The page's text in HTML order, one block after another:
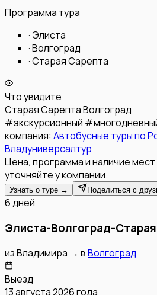
Программа тура
· Элиста
·Волгоград
·Старая Сарепта
Что увидите
Старая СарептаВолгоград
#экскурсионный #
компания: Автобусные туры по
Владуниверсалтур
Цена, программа и наличие
уточняйте у компании.
Узнать о туре → Поделиться с
6 дней
Элиста-Волгоград-
изВладимира → вВолгоград
Выезд
13 августа 2026 года